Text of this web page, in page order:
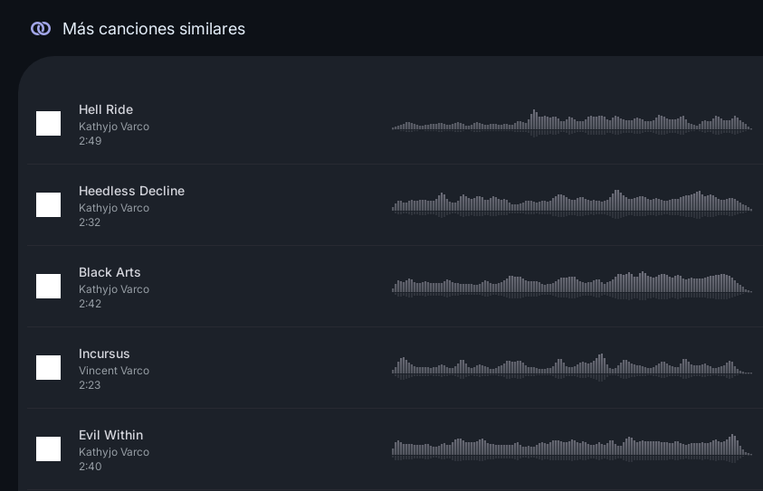
Más canciones similares
Hell Ride
Kathyjo Varco
2:49
Heedless Decline
Kathyjo Varco
2:32
Black Arts
Kathyjo Varco
2:42
Incursus
Vincent Varco
2:23
Evil Within
Kathyjo Varco
2:40